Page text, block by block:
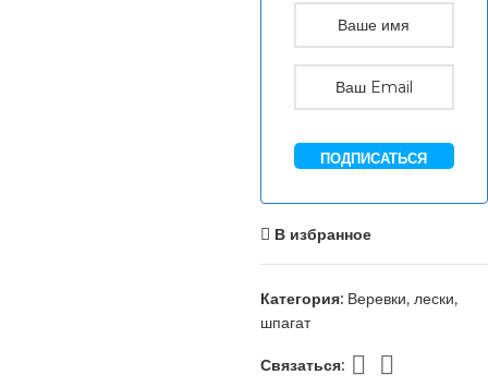
ПОДПИСАТЬСЯ
В избранное
Категория: Веревки, лески,
шпагат
Связаться: